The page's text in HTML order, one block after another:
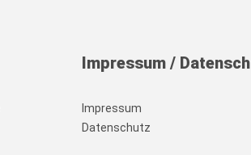
Impressum /
Impressum
Datenschutz